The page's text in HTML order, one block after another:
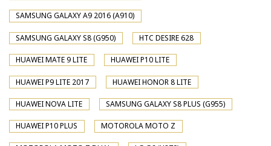
SAMSUNG GALAXY A9 2016 (A910)
SAMSUNG GALAXY S8 (G950) HTC DESIRE 628
HUAWEI MATE 9 LITE HUAWEI P10 LITE
HUAWEI P9 LITE 2017 HUAWEI HONOR 8 LITE
HUAWEI NOVA LITE SAMSUNG GALAXY S8 PLUS (G955)
HUAWEI P10 PLUS MOTOROLA MOTO Z